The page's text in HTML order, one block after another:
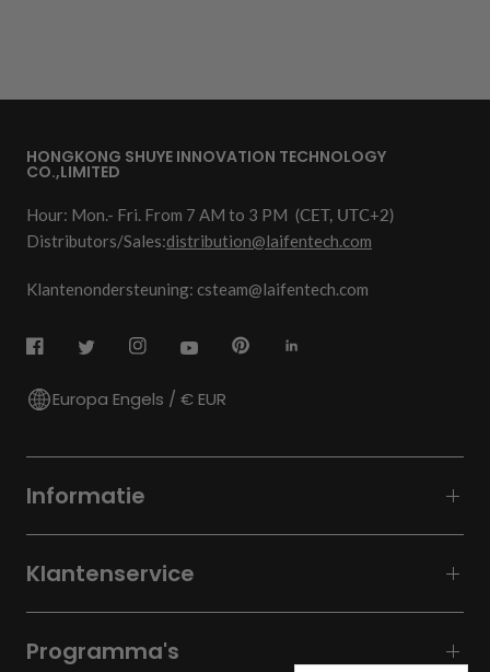
HONGKONG SHUYE INNOVATION TECHNOLOGY
CO.,LIMITED
Hour: Mon.- Fri. From 7 AM to 3 PM (CET, UTC+2)
Distributors/Sales:distribution@laifentech.com
Klantenondersteuning: csteam@laifentech.com
Europa Engels / € EUR
Informatie
Klantenservice
Programma's